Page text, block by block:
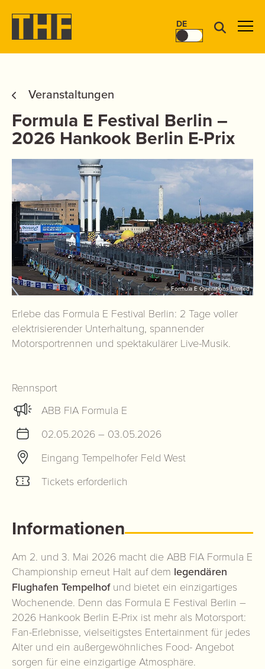
DE
Veranstaltungen
Formula E Festival Berlin –
2026 Hankook Berlin E-Prix
© Formula E Operations Limited
Erlebe das Formula E Festival Berlin: 2 Tage voller
elektrisierender Unterhaltung, spannender
Motorsportrennen und spektakulärer Live-Musik.
Rennsport
ABB FIA Formula E
02.05.2026 – 03.05.2026
Eingang Tempelhofer Feld West
Tickets erforderlich
Informationen
Am 2. und 3. Mai 2026 macht die ABB FIA Formula E
Championship erneut Halt auf dem legendären
Flughafen Tempelhofund bietet ein einzigartiges
Wochenende. Denn das Formula E Festival Berlin –
2026 Hankook Berlin E-Prix ist mehr als Motorsport:
Fan-Erlebnisse, vielseitigstes Entertainment für jedes
Alter und ein außergewöhnliches Food- Angebot
sorgen für eine einzigartige Atmosphäre.